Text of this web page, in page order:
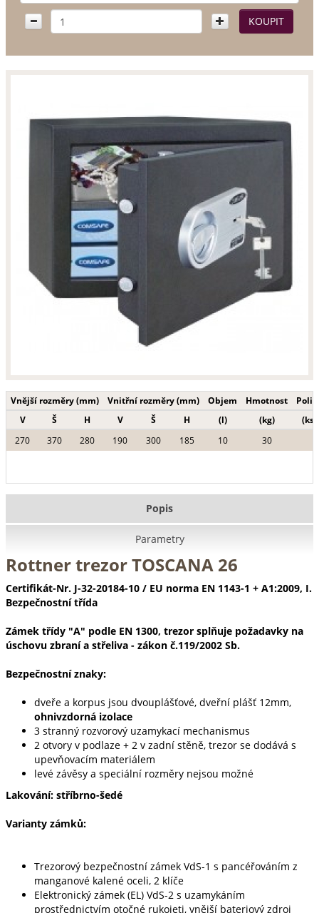
Vnější rozměry (mm) Vnitřní rozměry (mm) Objem Hmotnost
V
Š H V Š H (l) (kg)
(ks)
270
370 280 190 300 185 10 30
Popis
Parametry
Rottner trezor TOSCANA 26
Certifikát-Nr. J-32-20184-10 / EU norma EN 1143-1 + A1:2009, I.
Bezpečnostní třída
Zámek třídy "A" podle EN 1300, trezor splňuje požadavky na
úschovu zbraní a střeliva - zákon č.119/2002 Sb.
Bezpečnostní znaky:
dveře a korpus jsou dvouplášťové, dveřní plášť 12mm,
ohnivzdorná izolace
3 stranný rozvorový uzamykací mechanismus
2 otvory v podlaze + 2 v zadní stěně, trezor se dodává s
upevňovacím materiálem
levé závěsy a speciální rozměry nejsou možné
Lakování: stříbrno-šedé
Varianty zámků:
Trezorový bezpečnostní zámek VdS-1 s pancéřováním z
manganové kalené oceli, 2 klíče
Elektronický zámek (EL) VdS-2 s uzamykáním
prostřednictvím otočné rukojeti, vnější bateriový zdroj